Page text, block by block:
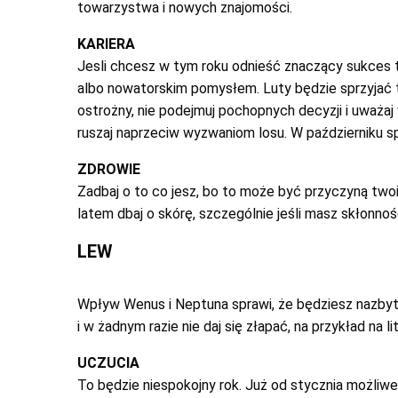
towarzystwa i nowych znajomości.
KARIERA
Jesli chcesz w tym roku odnieść znaczący sukces
albo nowatorskim pomysłem. Luty będzie
ostrożny, nie podejmuj pochopnych decyzji i
ruszaj naprzeciw wyzwaniom losu. W październiku
ZDROWIE
Zadbaj o to co jesz, bo to może być przyczyną
latem dbaj o skórę, szczególnie jeśli masz
LEW
Wpływ Wenus i Neptuna sprawi, że będziesz
i w żadnym razie nie daj się złapać, na przykład na
UCZUCIA
To będzie niespokojny rok. Już od stycznia